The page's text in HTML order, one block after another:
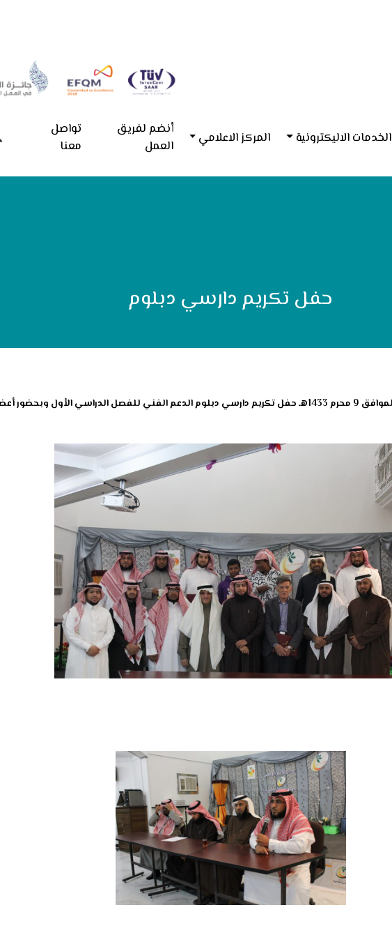
الخدمات الاليكترونية المركز الاعلامي
أنضم لفريق
العمل
تواصل
معنا
حفل تكريم دارسي دبلوم
أقام معهد التنمية الأسرية العالي للتدريب يوم الأثنين الموافق 9 محرم 1433هـ حفل تكريم دارسي دبلوم الدعم الفني